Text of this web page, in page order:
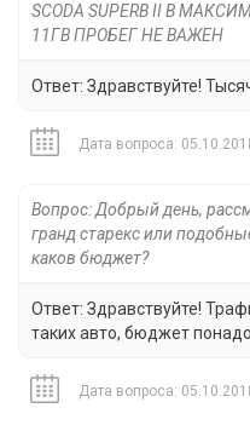
SCODA SUPERB II В
11ГВ ПРОБЕГ НЕ ВАЖЕН
Ответ: Здравствуйте!
Дата вопроса:
Вопрос: Добрый день,
гранд старекс или
каков бюджет?
Ответ: Здравствуйте!
таких авто, бюджет
Дата вопроса: